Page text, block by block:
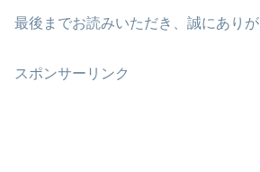
最後までお読みいただき、誠にありが
スポンサーリンク